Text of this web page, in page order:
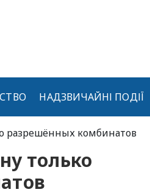
НАДЗВИЧАЙНІ ПОДІЇ
разрешённых комбинатов
только